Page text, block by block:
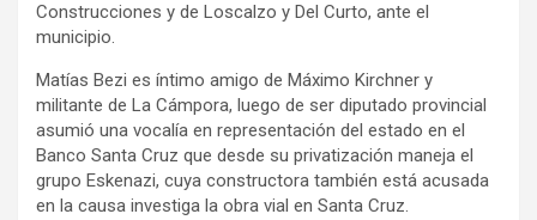
Construcciones y de Loscalzo y Del Curto, ante el
municipio.
Matías Bezi es íntimo amigo de Máximo Kirchner y
militante de La Cámpora, luego de ser diputado provincial
asumió una vocalía en representación del estado en el
Banco Santa Cruz que desde su privatización maneja el
grupo Eskenazi, cuya constructora también está acusada
en la causa investiga la obra vial en Santa Cruz.